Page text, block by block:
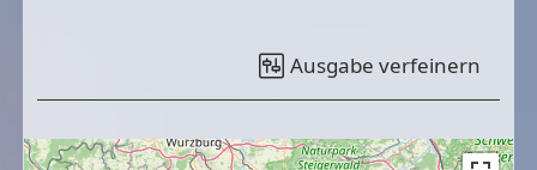
Ausgabe verfeinern